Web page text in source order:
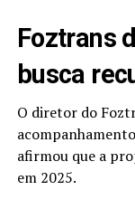
Foztrans
busca
O diretor do
afirmou que a
em 2025.